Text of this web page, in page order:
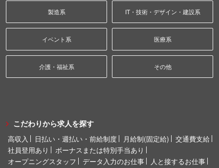
製造系 IT・技術・デザイン・建設系
イベント系 医療系
介護・福祉系 その他
こだわりから求人を探す
高収入 日払い・週払い・前給制度 月給制(固定給)
交通費支給
社員登用あり
ボーナスまたは特別手当あり
オープニングスタッフ
データ入力のお仕事
人と接するお仕事